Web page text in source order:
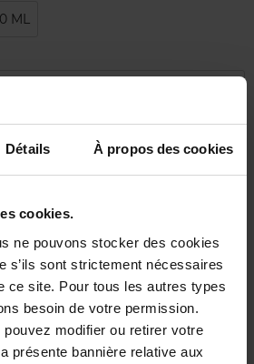
Détails À propos des cookies
cookies.
ne pouvons stocker des cookies
s’ils sont strictement nécessaires
ce site. Pour tous les autres types
besoin de votre permission.
modifier ou retirer votre
présente bannière relative aux
ML
à partir de 50€
votre magasin